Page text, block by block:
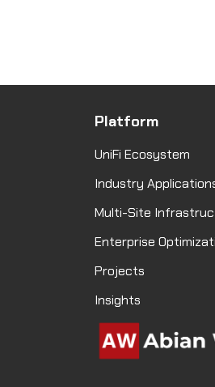
Platform
UniFi Ecosystem
Industry
Multi-Site
Enterprise
Projects
Insights